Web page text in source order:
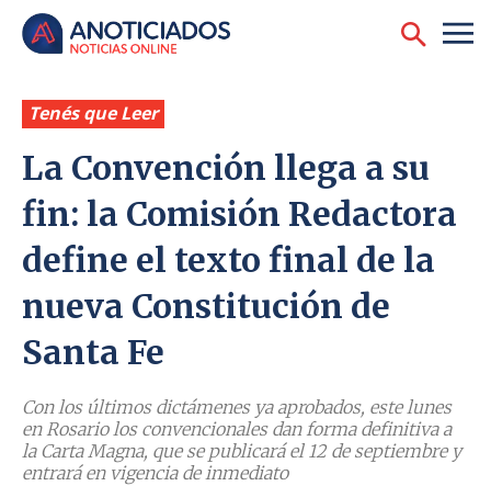
Tenés que Leer
La Convención llega a su
fin: la Comisión Redactora
define el texto final de la
nueva Constitución de
Santa Fe
Con los últimos dictámenes ya aprobados, este lunes
en Rosario los convencionales dan forma definitiva a
la Carta Magna, que se publicará el 12 de septiembre y
entrará en vigencia de inmediato